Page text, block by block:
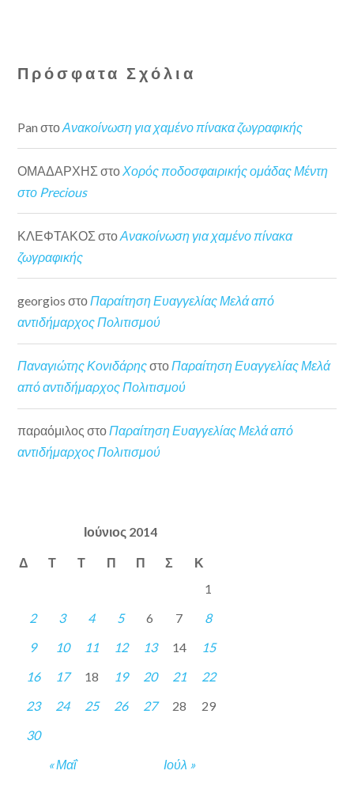
Πρόσφατα Σχόλια
Pan στοΑνακοίνωση για χαμένο πίνακα ζωγραφικής
ΟΜΑΔΑΡΧΗΣ στο Χορός ποδοσφαιρικής ομάδας Μέντη
στο Precious
ΚΛΕΦΤΑΚΟΣ στοΑνακοίνωση για χαμένο πίνακα
ζωγραφικής
georgios στοΠαραίτηση Ευαγγελίας Μελά από
αντιδήμαρχος Πολιτισμού
Παναγιώτης ΚονιδάρηςστοΠαραίτηση Ευαγγελίας Μελά
από αντιδήμαρχος Πολιτισμού
παραόμιλος στοΠαραίτηση Ευαγγελίας Μελά από
αντιδήμαρχος Πολιτισμού
Ιούνιος 2014
Δ Τ Τ Π Π Σ Κ
« Μαΐ Ιούλ »
1
2
3 4 5 6 7
8
9
10 11 12 13 14
15
16
17 18 19 20 21
22
23
24 25 26 27 28
29
30